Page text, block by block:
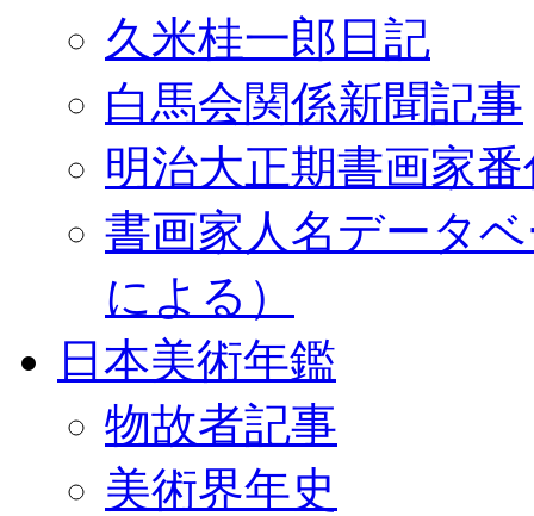
久米桂一郎日記
白馬会関係新聞記事
明治大正期書画家
書画家人名データ
による）
日本美術年鑑
物故者記事
美術界年史